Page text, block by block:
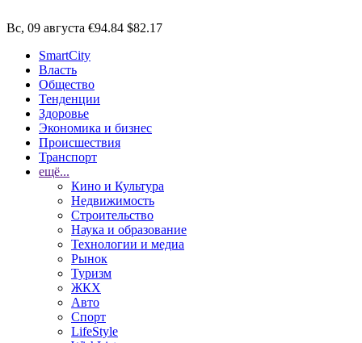
Вс, 09 августа €94.84 $82.17
SmartCity
Власть
Общество
Тенденции
Здоровье
Экономика и бизнес
Происшествия
Транспорт
ещё...
Кино и Культура
Недвижимость
Строительство
Наука и образование
Технологии и медиа
Рынок
Туризм
ЖКХ
Авто
Спорт
LifeStyle